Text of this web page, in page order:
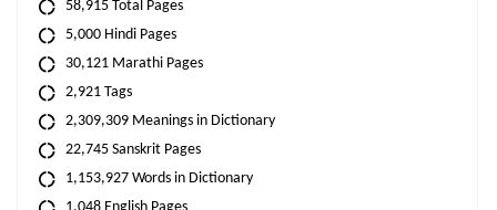
58,915 Total Pages
5,000 Hindi Pages
30,121 Marathi Pages
2,921 Tags
2,309,309 Meanings in Dictionary
22,745 Sanskrit Pages
1,153,927 Words in Dictionary